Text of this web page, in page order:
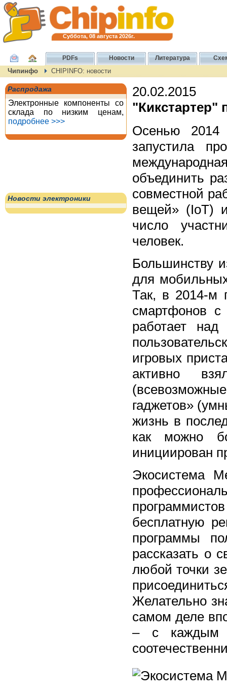
Суббота, 08 августа 2026г.
PDFs Новости Литература
Чипинфо CHIPINFO: новости
Распродажа
Электронные компоненты со
склада по низким ценам,
подробнее >>>
Новости электроники
20.02.2015
"Кикстартер"
Осенью 2014
запустила
объединить
совместной
вещей» (IoT)
число
человек.
Большинству
для
Так, в 2014-м
смартфонов с
работает
игровых
активно
гаджетов»
жизнь в
как можно
инициирован
Экосистема
бесплатную
программы
рассказать о
любой точки
Желательно
самом деле
– с каждым